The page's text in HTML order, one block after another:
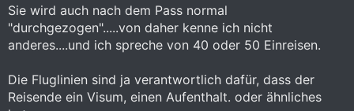
Sie wird auch nach dem Pass normal
"durchgezogen".....von daher kenne ich nicht
anderes....und ich spreche von 40 oder 50 Einreisen.
Die Fluglinien sind ja verantwortlich dafür, dass der
Reisende ein Visum, einen Aufenthalt. oder ähnliches